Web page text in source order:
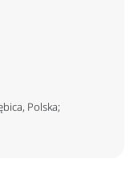
Polska;